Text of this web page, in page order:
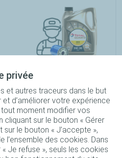
Long Life 5W-30 bidon 5L +
Réserver
privée
et autres traceurs dans le but
et d’améliorer votre expérience
moment modifier vos
sur le bouton « Gérer
sur le bouton « J’accepte »,
des cookies. Dans
Je refuse », seuls les cookies